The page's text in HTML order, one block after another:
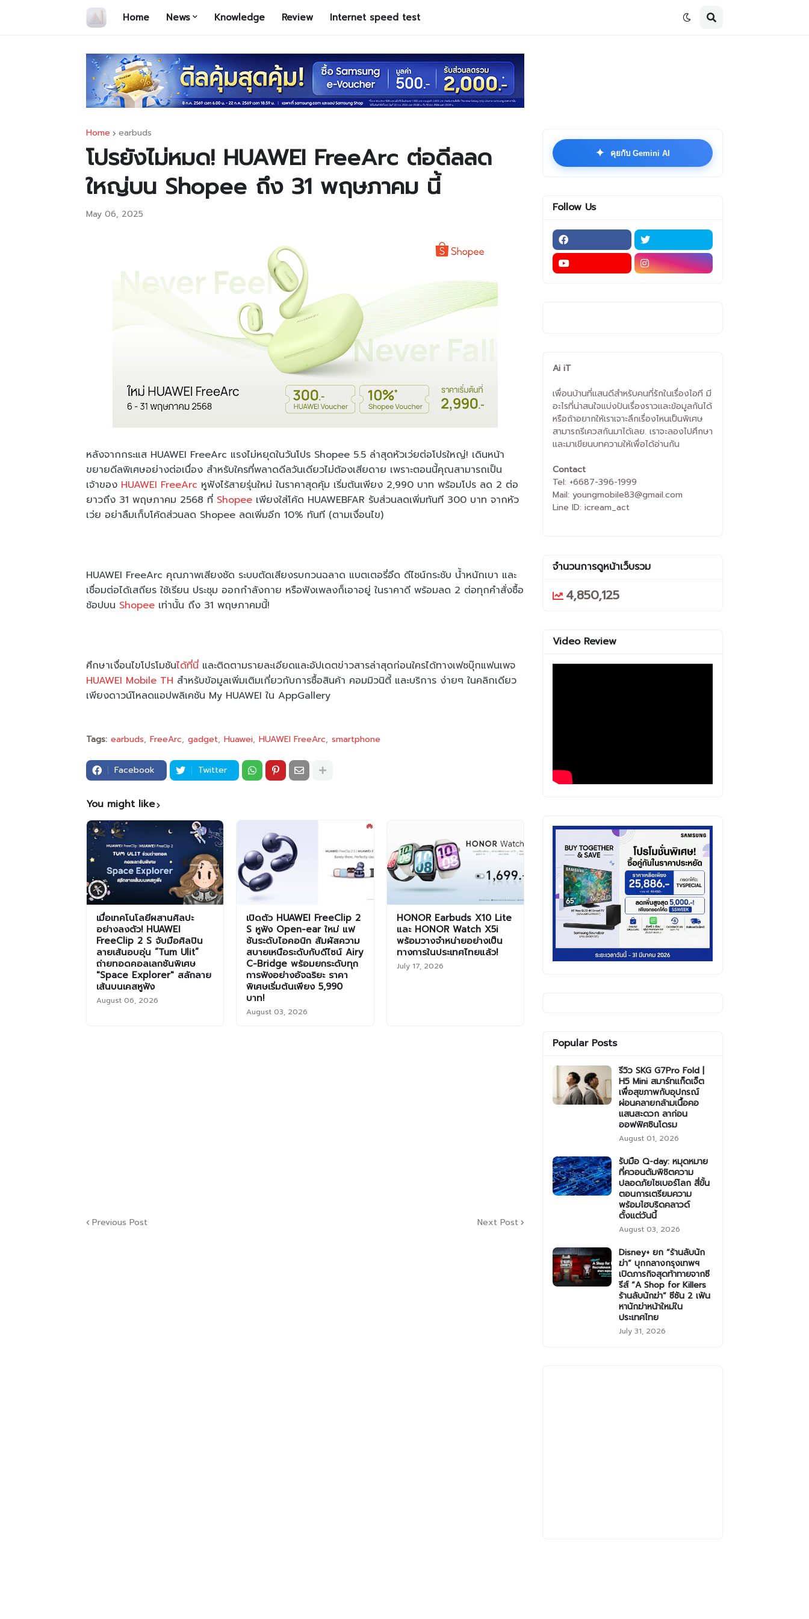
Home News Knowledge Review Internet speed test
Home earbuds
โปรยังไม่หมด! HUAWEI FreeArc ต่อดีลลด
ใหญ่บน Shopee ถึง 31 พฤษภาคม นี้
May 06, 2025
หลังจากกระแส HUAWEI FreeArc แรงไม่หยุดในวันโปร Shopee 5.5 ล่าสุดหัวเว่ยต่อโปรใหญ่! เดินหน้า
ขยายดีลพิเศษอย่างต่อเนื่อง สำหรับใครที่พลาดดีลวันเดียวไม่ต้องเสียดาย เพราะตอนนี้คุณสามารถเป็น
เจ้าของ HUAWEI FreeArc หูฟังไร้สายรุ่นใหม่ ในราคาสุดคุ้ม เริ่มต้นเพียง 2,990 บาท พร้อมโปร ลด 2 ต่อ
ยาวถึง 31 พฤษภาคม 2568 ที่ Shopee เพียงใส่โค้ด HUAWEBFAR รับส่วนลดเพิ่มทันที 300 บาท จากหัว
เว่ย อย่าลืมเก็บโค้ดส่วนลด Shopee ลดเพิ่มอีก 10% ทันที (ตามเงื่อนไข)
HUAWEI FreeArc คุณภาพเสียงชัด ระบบตัดเสียงรบกวนฉลาด แบตเตอรี่อึด ดีไซน์กระชับ น้ำหนักเบา และ
เชื่อมต่อได้เสถียร ใช้เรียน ประชุม ออกกำลังกาย หรือฟังเพลงก็เอาอยู่ ในราคาดี พร้อมลด 2 ต่อทุกคำสั่งซื้อ
ช้อปบน Shopee เท่านั้น ถึง 31 พฤษภาคมนี้!
ศึกษาเงื่อนไขโปรโมชันได้ที่นี่ และติดตามรายละเอียดและอัปเดตข่าวสารล่าสุดก่อนใครได้ทางเฟซบุ๊กแฟนเพจ
HUAWEI Mobile TH สำหรับข้อมูลเพิ่มเติมเกี่ยวกับการซื้อสินค้า คอมมิวนิตี้ และบริการ ง่ายๆ ในคลิกเดียว
เพียงดาวน์โหลดแอปพลิเคชัน My HUAWEI ใน AppGallery
Tags: earbuds FreeArc gadget Huawei HUAWEI FreeArc smartphone
Facebook Twitter
You might like
เมื่อเทคโนโลยีผสานศิลปะ
อย่างลงตัว! HUAWEI
FreeClip 2 S จับมือศิลปิน
ลายเส้นอบอุ่น “Tum Ulit”
ถ่ายทอดคอลเลกชันพิเศษ
"Space Explorer" สลักลาย
เส้นบนเคสหูฟัง
August 06, 2026
เปิดตัว HUAWEI FreeClip 2
S หูฟัง Open-ear ใหม่ แฟ
ชันระดับไอคอนิก สัมผัสความ
สบายเหนือระดับกับดีไซน์ Airy
C-Bridge พร้อมยกระดับทุก
การฟังอย่างอัจฉริยะ ราคา
พิเศษเริ่มต้นเพียง 5,990
บาท!
August 03, 2026
HONOR Earbuds X10 Lite
และ HONOR Watch X5i
พร้อมวางจำหน่ายอย่างเป็น
ทางการในประเทศไทยแล้ว!
July 17, 2026
Previous Post Next Post
✦ คุยกับ Gemini AI
Follow Us
Ai iT
เพื่อนบ้านที่แสนดีสำหรับคนที่รักในเรื่องไอที มี
อะไรที่น่าสนใจแบ่งปันเรื่องราวและข้อมูลกันได้
หรือถ้าอยากให้เราเจาะลึกเรื่องไหนเป็นพิเศษ
สามารถรีเควสกันมาได้เลย. เราจะลองไปศึกษา
และมาเขียนบทความให้เพื่อได้อ่านกัน
Contact
Tel: +6687-396-1999
Mail: youngmobile83@gmail.com
Line ID: icream_act
จำนวนการดูหน้าเว็บรวม
4,850,125
Video Review
Popular Posts
รีวิว SKG G7Pro Fold |
H5 Mini สมาร์ทแก็ดเจ็ต
เพื่อสุขภาพกับอุปกรณ์
ผ่อนคลายกล้ามเนื้อคอ
แสนสะดวก ลาก่อน
ออฟฟิศซินโดรม
August 01, 2026
รับมือ Q-day: หมุดหมาย
ที่ควอนตัมพิชิตความ
ปลอดภัยไซเบอร์โลก สี่ขั้น
ตอนการเตรียมความ
พร้อมไฮบริดคลาวด์
ตั้งแต่วันนี้
August 03, 2026
Disney+ ยก “ร้านลับนัก
ฆ่า” บุกกลางกรุงเทพฯ
เปิดภารกิจสุดท้าทายจากซี
รีส์ “A Shop for Killers
ร้านลับนักฆ่า” ซีซัน 2 เฟ้น
หานักฆ่าหน้าใหม่ใน
ประเทศไทย
July 31, 2026